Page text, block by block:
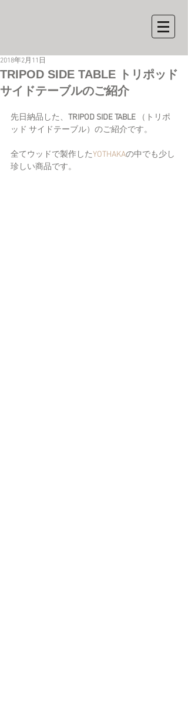
TRIPOD SIDE TABLE トリポッド
サイドテーブルのご紹介
2018年2月11日
先日納品した、 TRIPOD SIDE TABLE
（トリポ
ッド サイドテーブル）のご紹介です。
全てウッドで製作したYOTHAKAの中でも少し
珍しい商品です。